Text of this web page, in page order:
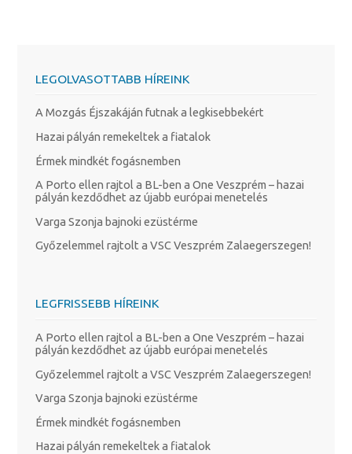
LEGOLVASOTTABB HÍREINK
A Mozgás Éjszakáján futnak a legkisebbekért
Hazai pályán remekeltek a fiatalok
Érmek mindkét fogásnemben
A Porto ellen rajtol a BL-ben a One Veszprém – hazai
pályán kezdődhet az újabb európai menetelés
Varga Szonja bajnoki ezüstérme
Győzelemmel rajtolt a VSC Veszprém Zalaegerszegen!
LEGFRISSEBB HÍREINK
A Porto ellen rajtol a BL-ben a One Veszprém – hazai
pályán kezdődhet az újabb európai menetelés
Győzelemmel rajtolt a VSC Veszprém Zalaegerszegen!
Varga Szonja bajnoki ezüstérme
Érmek mindkét fogásnemben
Hazai pályán remekeltek a fiatalok